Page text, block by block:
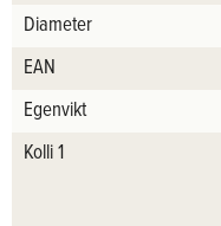
Diameter
EAN
Egenvikt
Kolli 1